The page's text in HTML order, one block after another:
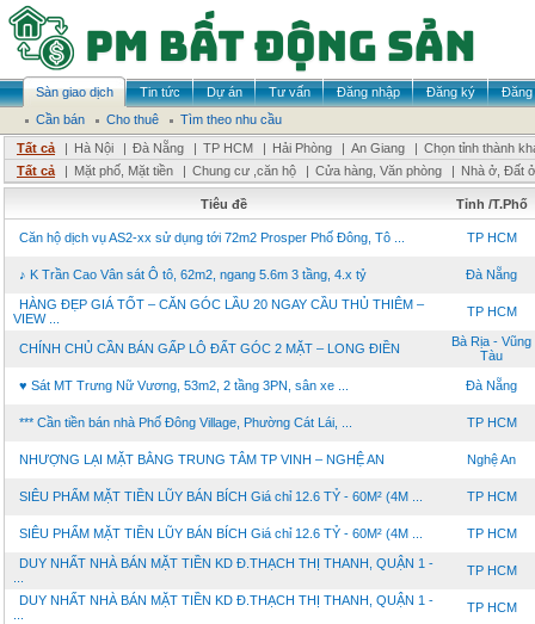
Sàn giao dịch Tin tức Dự án Tư vấn Đăng nhập Đăng ký
Đăng
Cần bán
Cho thuê
Tìm theo nhu cầu
Tất cả
| Hà Nội | Đà Nẵng | TP HCM | Hải Phòng | An Giang | Chọn tỉnh thành
Tất cả
| Mặt phố, Mặt tiền | Chung cư ,căn hộ | Cửa hàng, Văn phòng | Nhà ở, Đất ở
Tiêu đề Tỉnh /T.Phố
Căn hộ dịch vụ AS2-xx sử dụng tới 72m2 Prosper Phố Đông, Tô ... TP HCM
♪ K Trần Cao Vân sát Ô tô, 62m2, ngang 5.6m 3 tầng, 4.x tỷ Đà Nẵng
HÀNG ĐẸP GIÁ TỐT – CĂN GÓC LẦU 20 NGAY CẦU THỦ THIÊM –
VIEW ...
TP HCM
CHÍNH CHỦ CẦN BÁN GẤP LÔ ĐẤT GÓC 2 MẶT – LONG ĐIỀN
Bà Rịa - Vũng
Tàu
♥ Sát MT Trưng Nữ Vương, 53m2, 2 tầng 3PN, sân xe ... Đà Nẵng
*** Cần tiền bán nhà Phố Đông Village, Phường Cát Lái, ... TP HCM
NHƯỢNG LẠI MẶT BẰNG TRUNG TÂM TP VINH – NGHỆ AN Nghệ An
SIÊU PHẨM MẶT TIỀN LŨY BÁN BÍCH Giá chỉ 12.6 TỶ - 60M² (4M ... TP HCM
SIÊU PHẨM MẶT TIỀN LŨY BÁN BÍCH Giá chỉ 12.6 TỶ - 60M² (4M ... TP HCM
DUY NHẤT NHÀ BÁN MẶT TIỀN KD Đ.THẠCH THỊ THANH, QUẬN 1 -
TP HCM
DUY NHẤT NHÀ BÁN MẶT TIỀN KD Đ.THẠCH THỊ THANH, QUẬN 1 -
TP HCM